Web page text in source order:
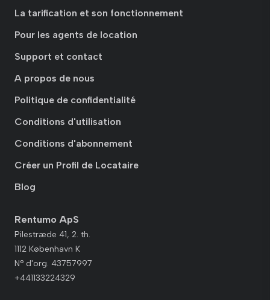
La tarification et son fonctionnement
Pour les agents de location
Support et contact
A propos de nous
Politique de confidentialité
Conditions d'utilisation
Conditions d'abonnement
Créer un Profil de Locataire
Blog
Rentumo ApS
Pilestræde 41, 2. th.
1112 København K
N° d'org. 43757997
+441133224329